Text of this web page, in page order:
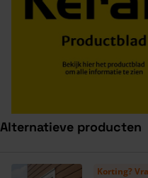
Alternatieve producten
Korting?